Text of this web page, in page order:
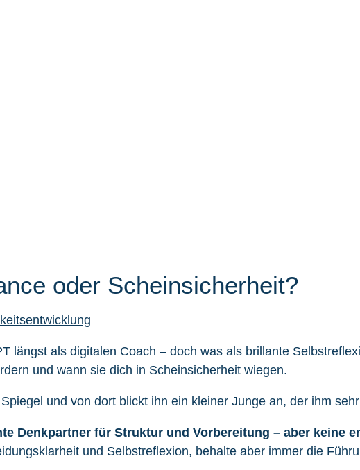
oder Scheinsicherheit?
längst als digitalen Coach – doch was als brillante
und wann sie dich in Scheinsicherheit wiegen.
Denkpartner für Struktur und Vorbereitung – aber keine
und Selbstreflexion, behalte aber immer die